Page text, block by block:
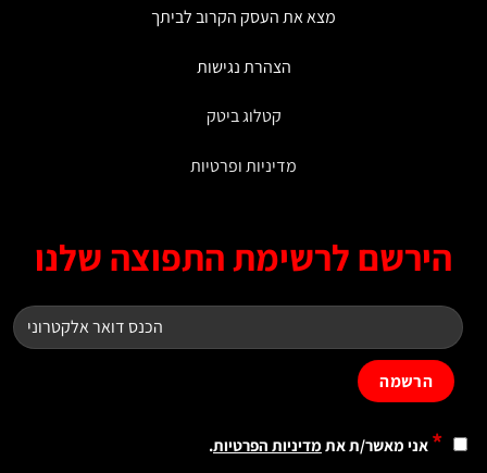
מצא את העסק הקרוב לביתך
הצהרת נגישות
קטלוג ביטק
מדיניות ופרטיות
לרשימת התפוצה שלנו
אני מאשר/ת אתמדיניות הפרטיות.